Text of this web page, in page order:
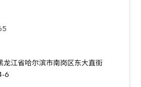
龙江省哈尔滨市南岗区东大直街
6